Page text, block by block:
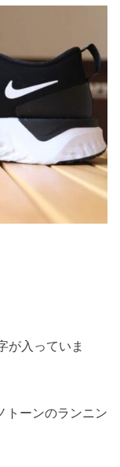
が入っていま
トーンのランニン